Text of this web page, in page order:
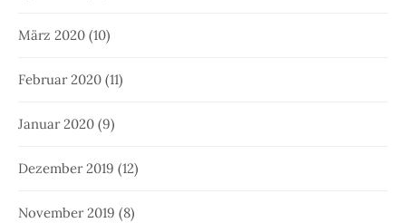
März 2020 (10)
Februar 2020 (11)
Januar 2020 (9)
Dezember 2019 (12)
November 2019 (8)